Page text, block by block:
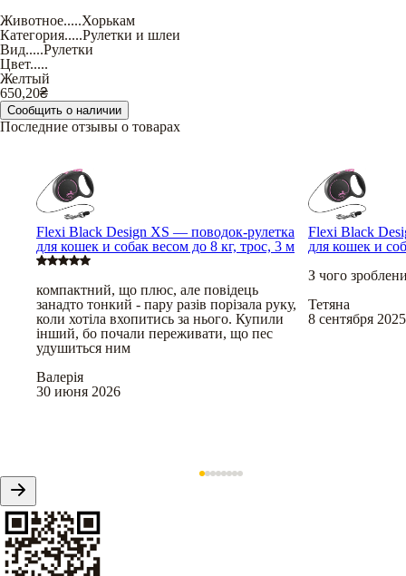
Животное.....Хорькам
Категория.....Рулетки и шлеи
Вид.....Рулетки
Цвет.....
Желтый
650,20₴
Сообщить о наличии
Последние отзывы о товарах
Flexi Black Design XS — поводок-рулетка
для кошек и собак весом до 8 кг, трос, 3 м
компактний, що плюс, але повідець
занадто тонкий - пару разів порізала руку,
коли хотіла вхопитись за нього. Купили
інший, бо почали переживати, що пес
удушиться ним
Валерія
30 июня 2026
Flexi Black
для кошек и
З чого
Тетяна
8 сентября 2025